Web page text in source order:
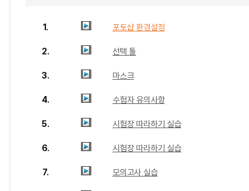
1. 포토샵 환경설정
2. 선택 툴
3. 마스크
4. 수험자 유의사항
5. 시험장 따라하기 실습
6. 시험장 따라하기 실습
7. 모의고사 실습